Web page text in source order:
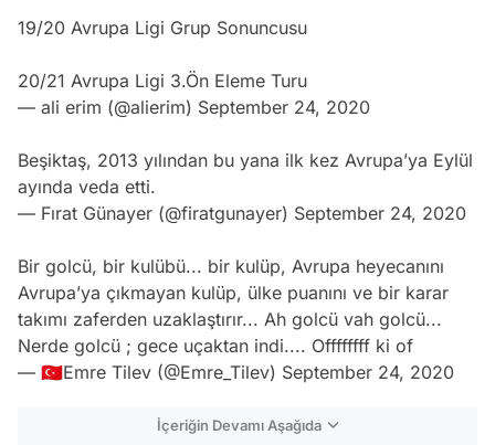
19/20 Avrupa Ligi Grup Sonuncusu
20/21 Avrupa Ligi 3.Ön Eleme Turu
— ali erim (@alierim) September 24, 2020
Beşiktaş, 2013 yılından bu yana ilk kez Avrupa’ya Eylül
ayında veda etti.
— Fırat Günayer (@firatgunayer) September 24, 2020
Bir golcü, bir kulübü... bir kulüp, Avrupa heyecanını
Avrupa’ya çıkmayan kulüp, ülke puanını ve bir karar
takımı zaferden uzaklaştırır... Ah golcü vah golcü...
Nerde golcü ; gece uçaktan indi.... Offffffff ki of
— 🇹🇷Emre Tilev (@Emre_Tilev) September 24, 2020
İçeriğin Devamı Aşağıda